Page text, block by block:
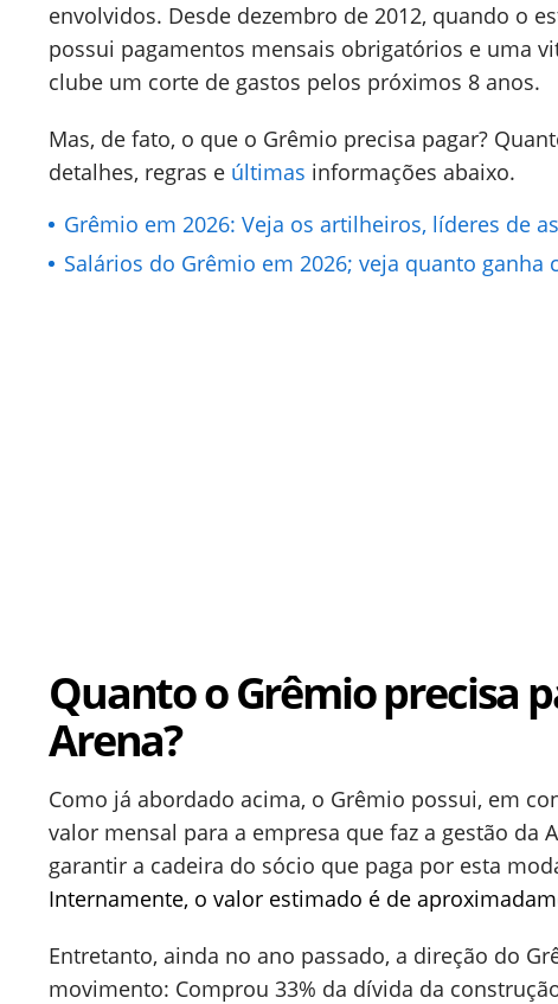
envolvidos. Desde dezembro de 2012, quando o
possui pagamentos mensais obrigatórios e uma
clube um corte de gastos pelos próximos 8 anos.
Mas, de fato, o que o Grêmio precisa pagar?
detalhes, regras e últimas informações abaixo.
Grêmio em 2026: Veja os artilheiros, líderes de
Salários do Grêmio em 2026; veja quanto ganha
Quanto o Grêmio precisa
Arena?
Como já abordado acima, o Grêmio possui, em
valor mensal para a empresa que faz a gestão da
garantir a cadeira do sócio que paga por esta
Internamente, o valor estimado é de
Entretanto, ainda no ano passado, a direção do
movimento: Comprou 33% da dívida da